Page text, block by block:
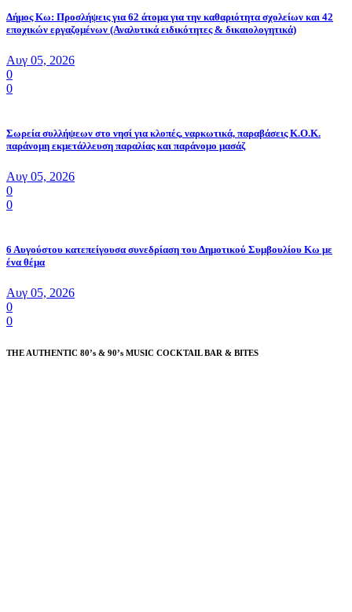
Δήμος Κω: Προσλήψεις για 62 άτομα για την καθαριότητα σχολείων και 42
εποχικών εργαζομένων (Αναλυτικά ειδικότητες & δικαιολογητικά)
Αυγ 05, 2026
0
0
Σωρεία συλλήψεων στο νησί για κλοπές, ναρκωτικά, παραβάσεις Κ.Ο.Κ.
παράνομη εκμετάλλευση παραλίας και παράνομο μασάζ
Αυγ 05, 2026
0
0
6 Αυγούστου κατεπείγουσα συνεδρίαση του Δημοτικού Συμβουλίου Κω με
ένα θέμα
Αυγ 05, 2026
0
0
THE AUTHENTIC 80’s & 90’s MUSIC COCKTAIL BAR & BITES